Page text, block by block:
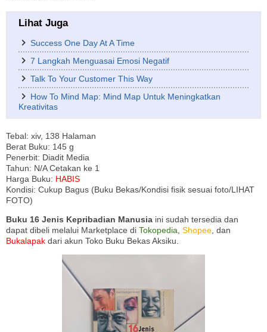
Lihat Juga
Success One Day At A Time
7 Langkah Menguasai Emosi Negatif
Talk To Your Customer This Way
How To Mind Map: Mind Map Untuk Meningkatkan
Kreativitas
Tebal: xiv, 138 Halaman
Berat Buku: 145 g
Penerbit: Diadit Media
Tahun: N/A Cetakan ke 1
Harga Buku: HABIS
Kondisi: Cukup Bagus (Buku Bekas/Kondisi fisik sesuai foto/LIHAT
FOTO)
Buku 16 Jenis Kepribadian Manusia ini sudah tersedia dan
dapat dibeli melalui Marketplace di Tokopedia, Shopee, dan
Bukalapak dari akun Toko Buku Bekas Aksiku.